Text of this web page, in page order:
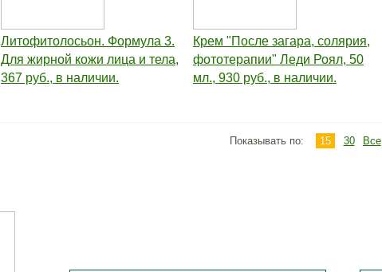
Литофитолосьон. Формула 3.
Для жирной кожи лица и тела,
367 руб., в наличии.
Крем "После загара, солярия,
фототерапии" Леди Роял, 50
мл., 930 руб., в наличии.
Показывать по: 15 30 Все